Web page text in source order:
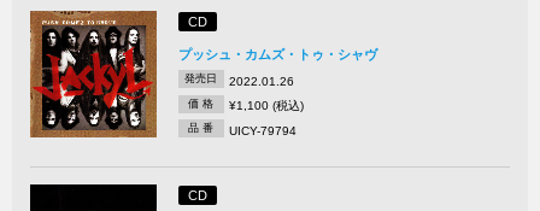
CD
プッシュ・カムズ・トゥ・シャヴ
発売日 2022.01.26
価 格 ¥1,100 (税込)
品 番 UICY-79794
CD